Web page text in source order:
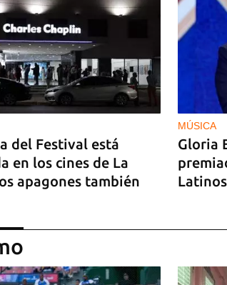
del Festival está
en los cines de La
apagones también
MÚSICA
Gloria